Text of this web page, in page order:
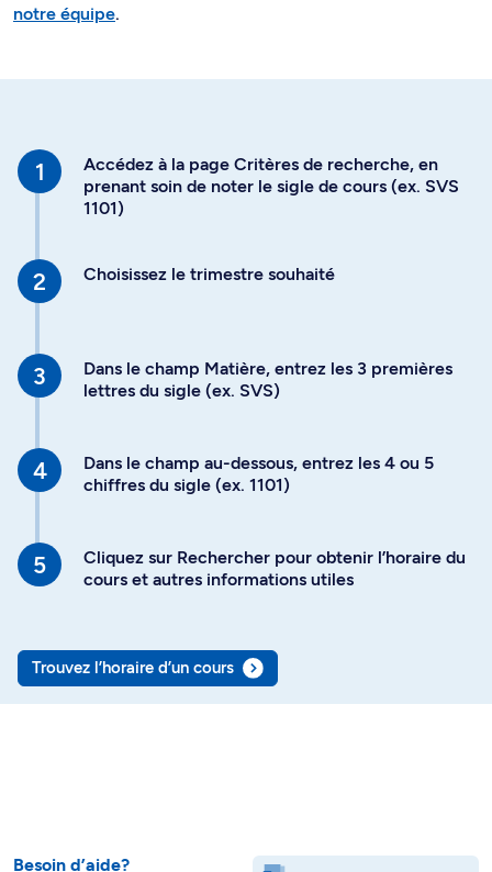
notre équipe.
Accédez à la page Critères de recherche, en
prenant soin de noter le sigle de cours (ex. SVS
1101)
Choisissez le trimestre souhaité
Dans le champ Matière, entrez les 3 premières
lettres du sigle (ex. SVS)
Dans le champ au-dessous, entrez les 4 ou 5
chiffres du sigle (ex. 1101)
Cliquez sur Rechercher pour obtenir l’horaire du
cours et autres informations utiles
Trouvez l’horaire d’un cours
Besoin d’aide?